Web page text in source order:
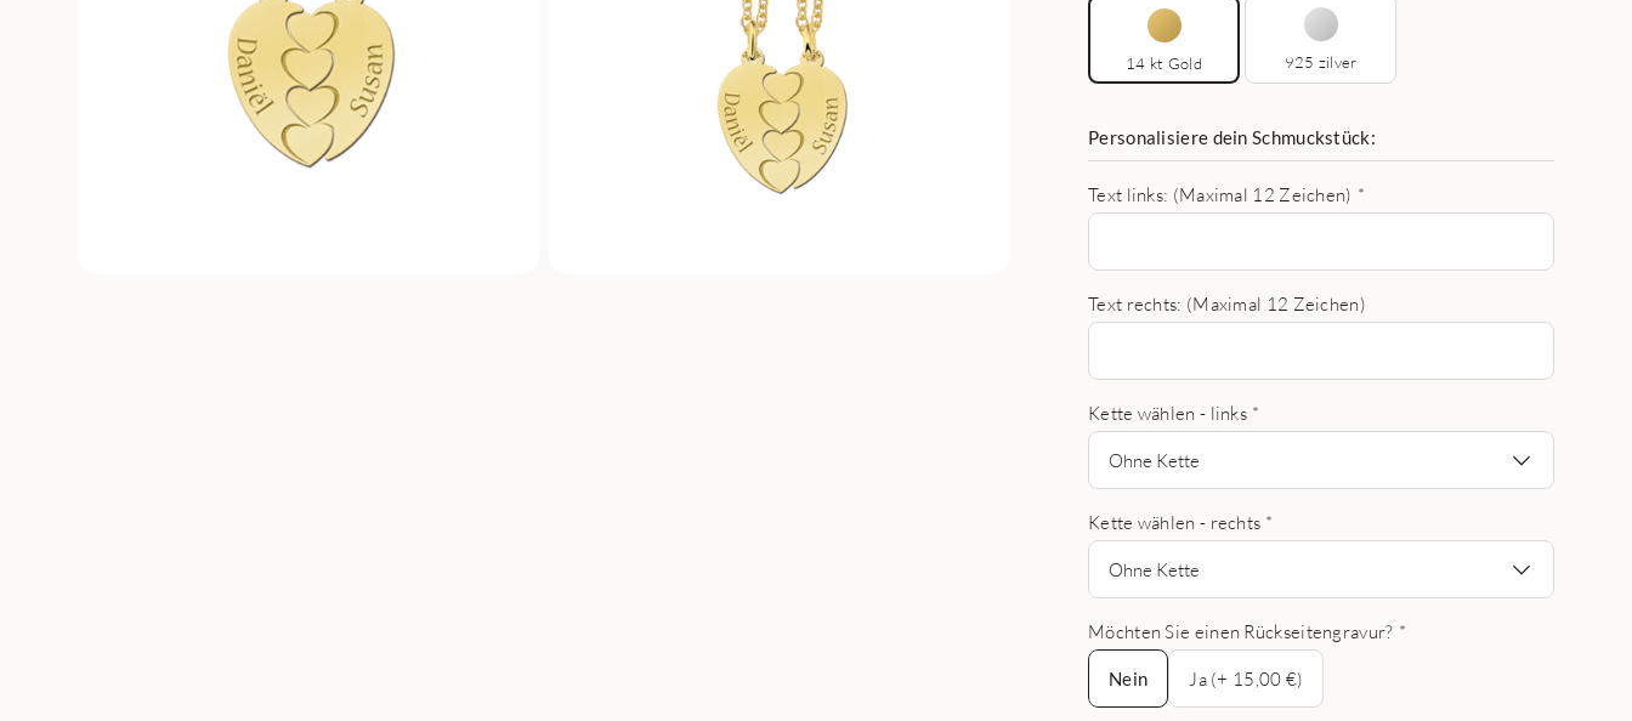
14 kt Gold 925 zilver
Personalisiere dein Schmuckstück:
Text links: (Maximal 12 Zeichen) *
Text rechts: (Maximal 12 Zeichen)
Kette wählen - links *
Ohne Kette
Kette wählen - rechts *
Ohne Kette
Möchten Sie einen Rückseitengravur? *
Nein
Nein
Ja (+ 15,00 €)